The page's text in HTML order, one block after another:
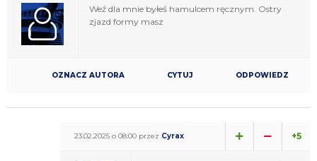
Weź dla mnie byłeś hamulcem ręcznym. Ostry
zjazd formy masz
OZNACZ AUTORA CYTUJ ODPOWIEDZ
23.02.2025 o 08:00 przez Cyrax +5